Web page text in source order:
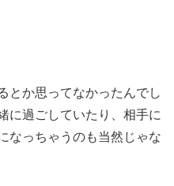
とか思ってなかったんでし
に過ごしていたり、相手に
なっちゃうのも当然じゃな